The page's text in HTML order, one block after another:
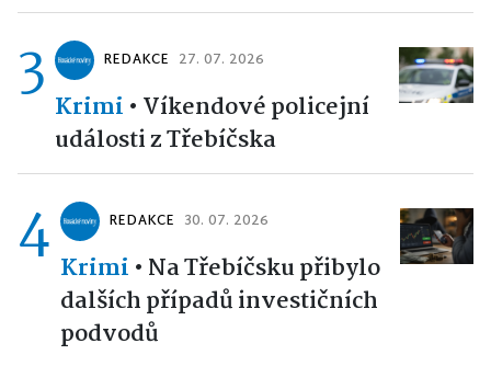
3 REDAKCE 27. 07. 2026
Krimi • Víkendové policejní
události z Třebíčska
4 REDAKCE 30. 07. 2026
Krimi • Na Třebíčsku přibylo
dalších případů investičních
podvodů